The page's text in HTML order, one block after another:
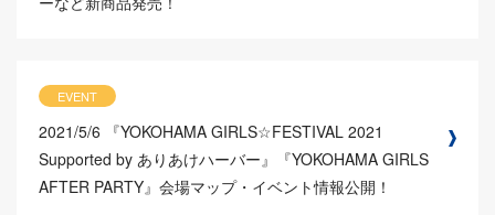
EVENT
2021/5/6
『YOKOHAMA GIRLS☆FESTIVAL 2021
Supported by ありあけハーバー』『YOKOHAMA GIRLS
AFTER PARTY』会場マップ・イベント情報公開！